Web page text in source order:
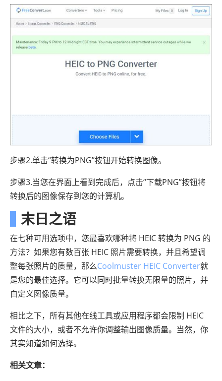
步骤2.单击“转换为PNG”按钮开始转换图像。
步骤3.当您在界面上看到完成后，点击“下载PNG”按钮将
转换后的图像保存到您的计算机。
末日之语
在七种可用选项中，您最喜欢哪种将 HEIC 转换为 PNG 的
方法？如果您有数百张 HEIC 照片需要转换，并且希望调
整每张照片的质量，那么Coolmuster HEIC Converter就
是您的最佳选择。它可以同时批量转换无限量的照片，并
自定义图像质量。
相比之下，所有其他在线工具或应用程序都会限制 HEIC
文件的大小，或者不允许你调整输出图像质量。当然，你
其实知道如何选择。
相关文章：